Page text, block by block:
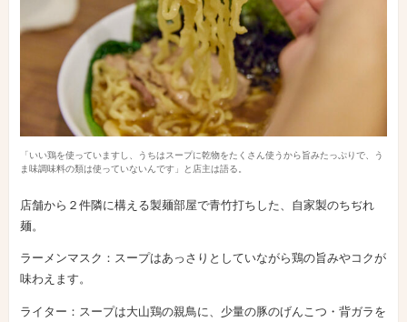
「いい鶏を使っていますし、うちはスープに乾物をたくさん使うから旨みたっぷりで、う
ま味調味料の類は使っていないんです」と店主は語る。
店舗から２件隣に構える製麺部屋で青竹打ちした、自家製のちぢれ
麺。
ラーメンマスク：スープはあっさりとしていながら鶏の旨みやコクが
味わえます。
ライター：スープは大山鶏の親鳥に、少量の豚のげんこつ・背ガラを